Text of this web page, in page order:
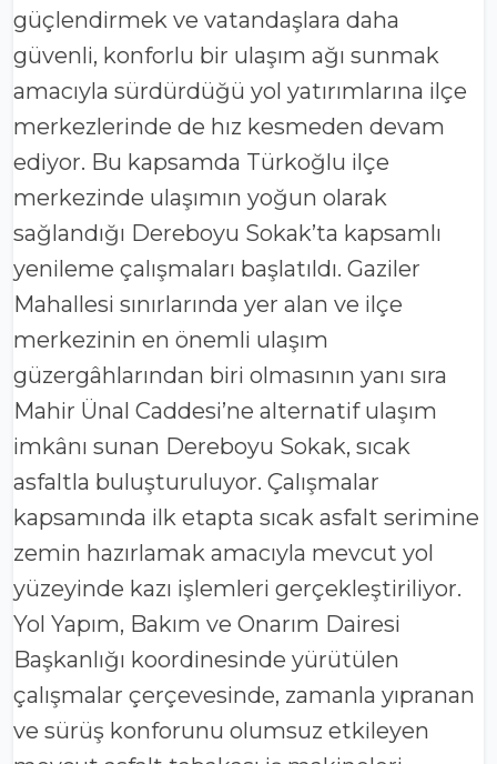
güçlendirmek ve vatandaşlara daha
güvenli, konforlu bir ulaşım ağı sunmak
amacıyla sürdürdüğü yol yatırımlarına ilçe
merkezlerinde de hız kesmeden devam
ediyor. Bu kapsamda Türkoğlu ilçe
merkezinde ulaşımın yoğun olarak
sağlandığı Dereboyu Sokak’ta kapsamlı
yenileme çalışmaları başlatıldı. Gaziler
Mahallesi sınırlarında yer alan ve ilçe
merkezinin en önemli ulaşım
güzergâhlarından biri olmasının yanı sıra
Mahir Ünal Caddesi’ne alternatif ulaşım
imkânı sunan Dereboyu Sokak, sıcak
asfaltla buluşturuluyor. Çalışmalar
kapsamında ilk etapta sıcak asfalt serimine
zemin hazırlamak amacıyla mevcut yol
yüzeyinde kazı işlemleri gerçekleştiriliyor.
Yol Yapım, Bakım ve Onarım Dairesi
Başkanlığı koordinesinde yürütülen
çalışmalar çerçevesinde, zamanla yıpranan
ve sürüş konforunu olumsuz etkileyen